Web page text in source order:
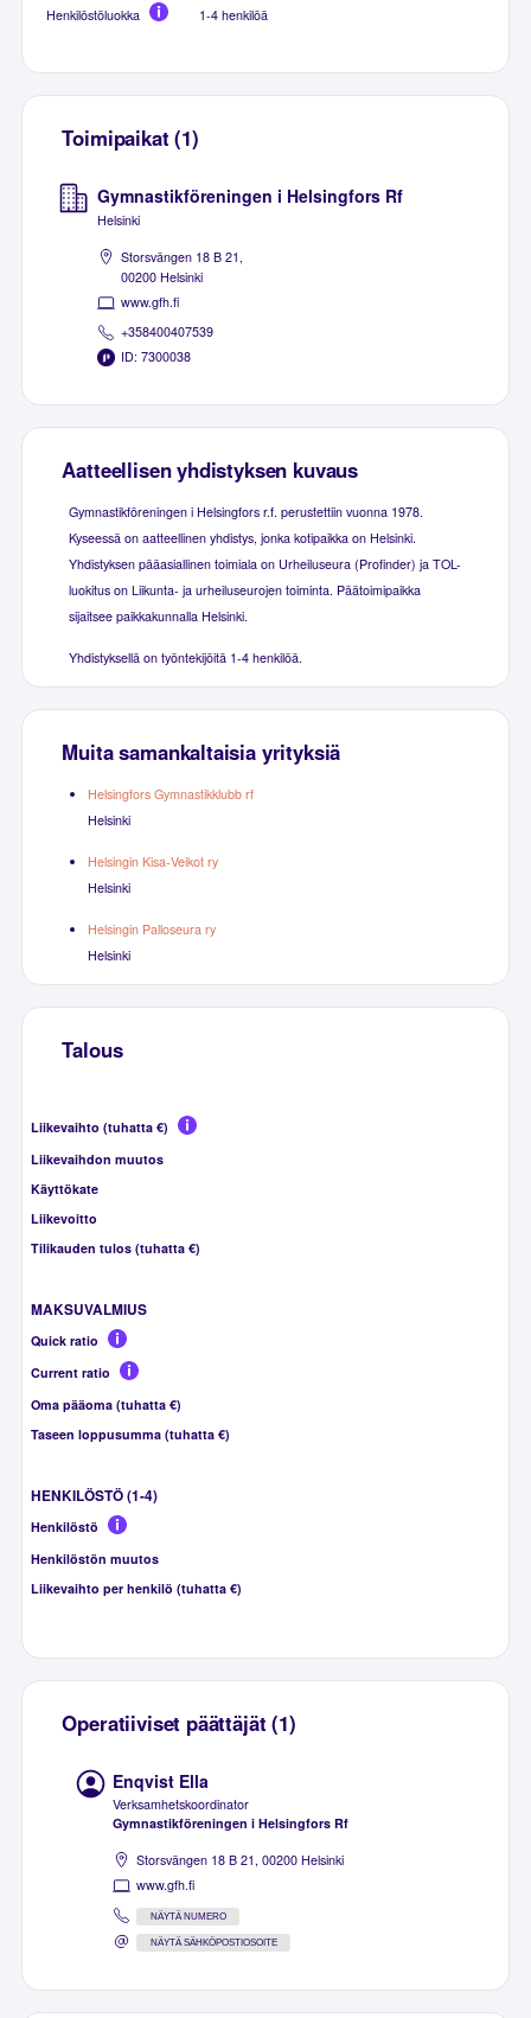
Henkilöstöluokka
1-4 henkilöä
Toimipaikat (1)
Gymnastikföreningen i Helsingfors Rf
Helsinki
Storsvängen 18 B 21,
00200 Helsinki
www.gfh.fi
+358400407539
ID: 7300038
Aatteellisen yhdistyksen kuvaus
Gymnastikföreningen i Helsingfors r.f. perustettiin vuonna 1978.
Kyseessä on aatteellinen yhdistys, jonka kotipaikka on Helsinki.
Yhdistyksen pääasiallinen toimiala on Urheiluseura (Profinder) ja TOL-
luokitus on Liikunta- ja urheiluseurojen toiminta. Päätoimipaikka
sijaitsee paikkakunnalla Helsinki.
Yhdistyksellä on työntekijöitä 1-4 henkilöä.
Muita samankaltaisia yrityksiä
Helsingfors Gymnastikklubb rf
Helsinki
Helsingin Kisa-Veikot ry
Helsinki
Helsingin Palloseura ry
Helsinki
Talous
Liikevaihto (tuhatta €)
Liikevaihdon muutos
Käyttökate
Liikevoitto
Tilikauden tulos (tuhatta €)
MAKSUVALMIUS
Quick ratio
Current ratio
Oma pääoma (tuhatta €)
Taseen loppusumma (tuhatta €)
HENKILÖSTÖ (1-4)
Henkilöstö
Henkilöstön muutos
Liikevaihto per henkilö (tuhatta €)
Operatiiviset päättäjät (1)
Enqvist Ella
Verksamhetskoordinator
Gymnastikföreningen i Helsingfors Rf
Storsvängen 18 B 21, 00200 Helsinki
www.gfh.fi
NÄYTÄ NUMERO
NÄYTÄ SÄHKÖPOSTIOSOITE